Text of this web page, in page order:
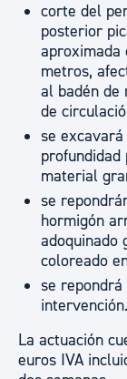
corte del
posterior
aproximada
metros,
al badén de
de
se
material
se
hormigón
adoquinado
coloreado
se
intervención.
La actuación
euros IVA